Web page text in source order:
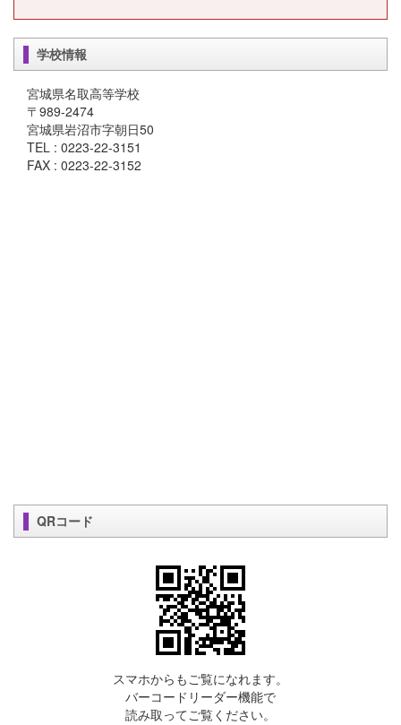
学校情報
宮城県名取高等学校
〒989-2474
宮城県岩沼市字朝日50
TEL : 0223-22-3151
FAX : 0223-22-3152
QRコード
スマホからもご覧になれます。
バーコードリーダー機能で
読み取ってご覧ください。